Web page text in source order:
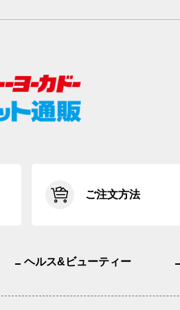
ご注文方法
ヘルス&ビューティー